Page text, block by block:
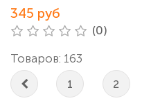
345 руб
(0)
Товаров: 163
1 2